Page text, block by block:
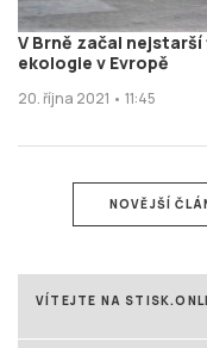
V Brně začal
ekologie v Evropě
20. října 2021 • 11:45
NOVĚJŠÍ
VÍTEJTE NA